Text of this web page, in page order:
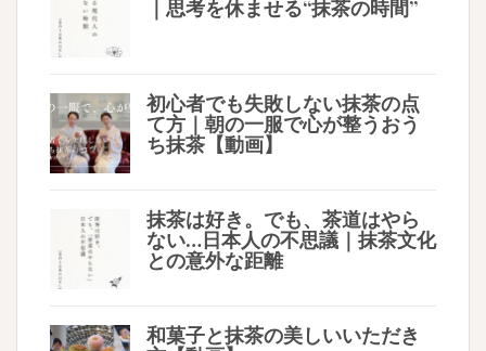
｜思考を休ませる“抹茶の時間”
初心者でも失敗しない抹茶の点
て方｜朝の一服で心が整うおう
ち抹茶【動画】
抹茶は好き。でも、茶道はやら
ない…日本人の不思議｜抹茶文化
との意外な距離
和菓子と抹茶の美しいいただき